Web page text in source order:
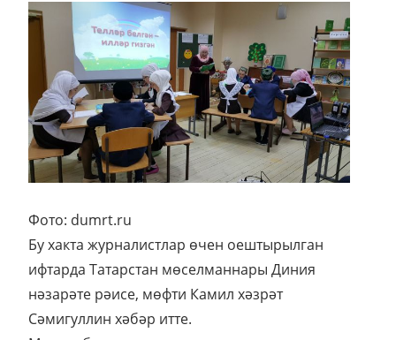
Фото: dumrt.ru
Бу хакта журналистлар өчен оештырылган
ифтарда Татарстан мөселманнары Диния
нәзарәте рәисе, мөфти Камил хәзрәт
Сәмигуллин хәбәр итте.